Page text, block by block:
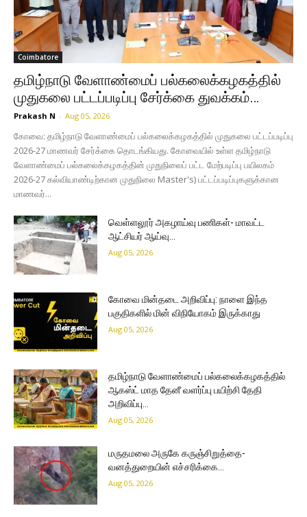
Coimbatore
தமிழ்நாடு வேளாண்மைப் பல்கலைக்கழகத்தில்
முதுகலை பட்டப்படிப்பு சேர்க்கை துவக்கம்…
Prakash N - Aug 05, 2026
கோவை: தமிழ்நாடு வேளாண்மைப் பல்கலைக்கழகத்தில் முதுகலை பட்டப்படிப்பு
2026-27 மாணவர் சேர்க்கை தொடங்கியது. கோவையில் உள்ள தமிழ்நாடு
வேளாண்மைப் பல்கலைக்கழகத்தின் முதுநிலைப் பட்ட மேற்படிப்பு பயிலகம்
2026-27 கல்வியாண்டிற்கான முதுநிலை Master's) பட்டப்படிப்புகளுக்கான
மாணவர்...
வெள்ளலூர் அகழாய்வு பணிகள்- மாவட்ட
ஆட்சியர் ஆய்வு…
Aug 05, 2026
கோவை மின்தடை அறிவிப்பு: நாளை இந்த
பகுதிகளில் மின் விநியோகம் இருக்காது
Aug 05, 2026
தமிழ்நாடு வேளாண்மைப் பல்கலைக்கழகத்தில்
ஆகஸ்ட் மாத தேனீ வளர்ப்பு பயிற்சி தேதி
அறிவிப்பு…
Aug 05, 2026
மருதமலை அருகே கருஞ்சிறுத்தை-
வனத்துறையின் எச்சரிக்கை…
Aug 05, 2026